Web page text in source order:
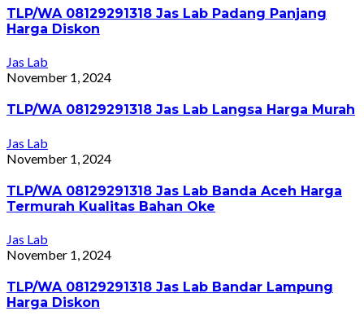
TLP/WA 08129291318 Jas Lab Padang Panjang
Harga Diskon
Jas Lab
November 1, 2024
TLP/WA 08129291318 Jas Lab Langsa Harga Murah
Jas Lab
November 1, 2024
TLP/WA 08129291318 Jas Lab Banda Aceh Harga
Termurah Kualitas Bahan Oke
Jas Lab
November 1, 2024
TLP/WA 08129291318 Jas Lab Bandar Lampung
Harga Diskon